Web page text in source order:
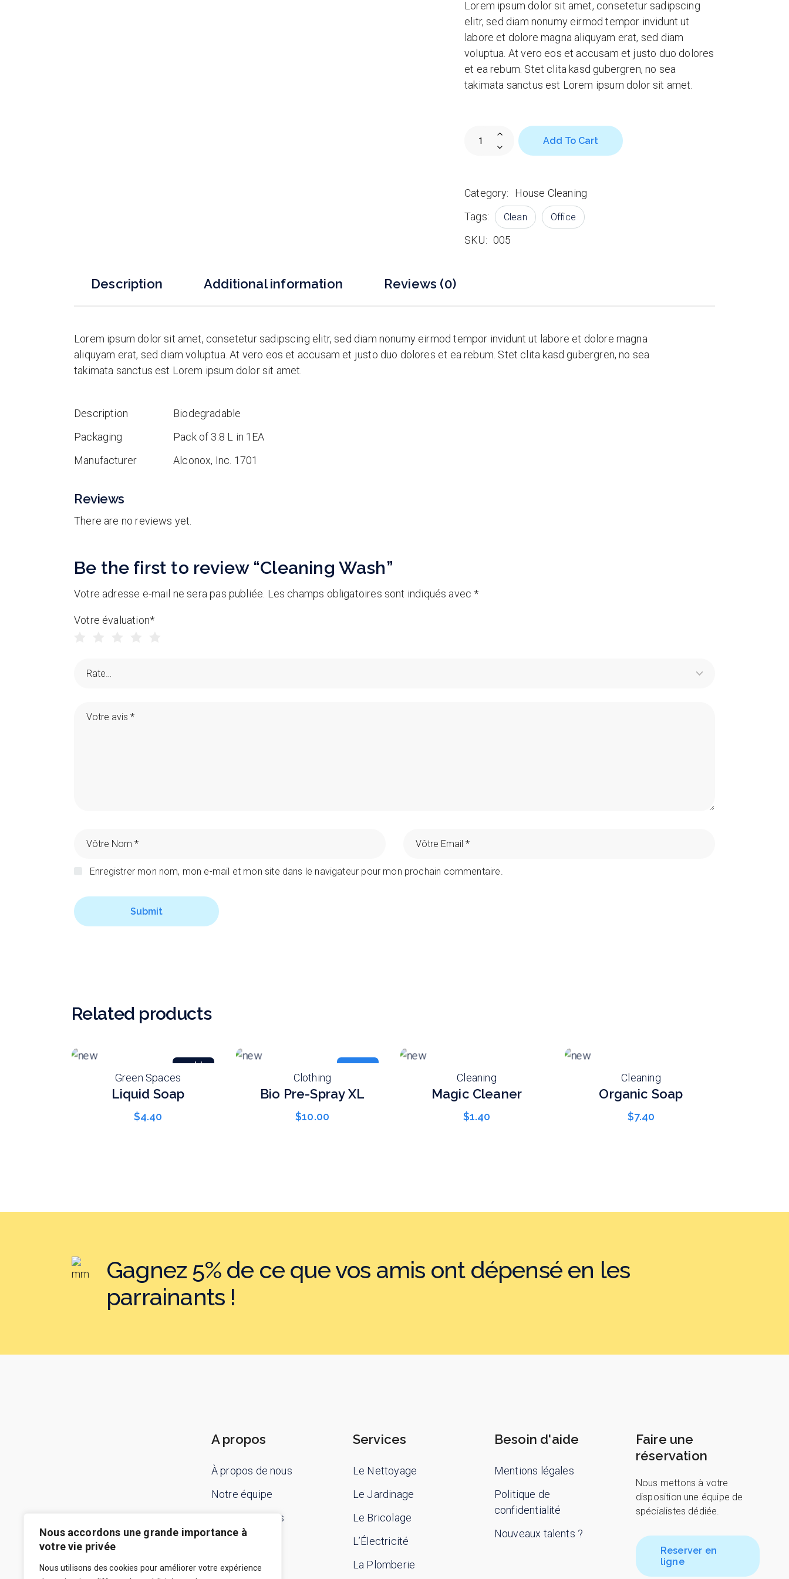
Nous accordons une grande importance à
votre vie privée
Nous utilisons des cookies pour améliorer votre expérience
Lorem ipsum dolor sit amet, consetetur sadipscing
elitr, sed diam nonumy eirmod tempor invidunt ut
labore et dolore magna aliquyam erat, sed diam
voluptua. At vero eos et accusam et justo duo dolores
et ea rebum. Stet clita kasd gubergren, no sea
takimata sanctus est Lorem ipsum dolor sit amet.
Cleaning Wash quantity
Add To Cart
Category:
House Cleaning
Tags:
Clean Office
SKU: 005
Description Additional information Reviews (0)
Lorem ipsum dolor sit amet, consetetur sadipscing elitr, sed diam nonumy eirmod tempor invidunt ut labore et dolore magna
aliquyam erat, sed diam voluptua. At vero eos et accusam et justo duo dolores et ea rebum. Stet clita kasd gubergren, no sea
takimata sanctus est Lorem ipsum dolor sit amet.
Description
Biodegradable
Packaging
Pack of 3.8 L in 1EA
Manufacturer
Alconox, Inc. 1701
Reviews
There are no reviews yet.
Be the first to review “Cleaning Wash”
Votre adresse e-mail ne sera pas publiée. Les champs obligatoires sont indiqués avec*
Votre évaluation*
Enregistrer mon nom, mon e-mail et mon site dans le navigateur pour mon prochain commentaire.
Submit
Related products
sold
Green Spaces
Liquid Soap
$4.40
new
Clothing
Bio Pre-Spray XL
$10.00
Cleaning
Magic Cleaner
$1.40
Cleaning
Organic Soap
$7.40
Gagnez 5% de ce que vos amis ont dépensé en les
parrainants !
A propos
À propos de nous
Notre équipe
Contactez-nous
Services
Le Nettoyage
Le Jardinage
Le Bricolage
L’Électricité
La Plomberie
Besoin d'aide
Mentions légales
Politique de
confidentialité
Nouveaux talents ?
Faire une
réservation
Nous mettons à votre
disposition une équipe de
spécialistes dédiée.
Reserver en
ligne